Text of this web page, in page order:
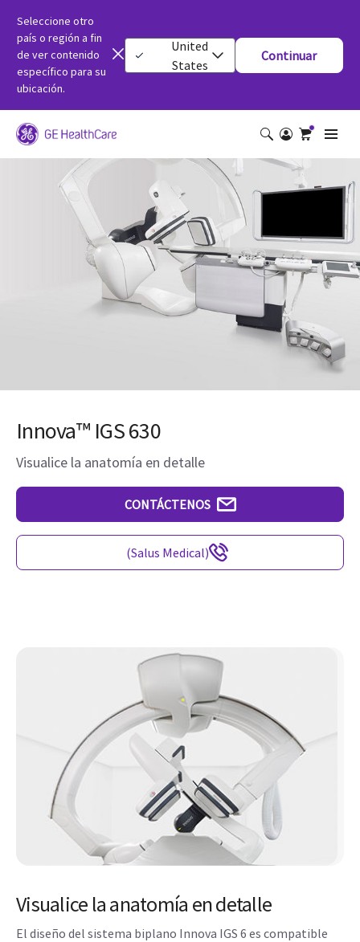
Seleccione otro
país o región a fin
de ver contenido
específico para su
ubicación.
United
States
Continuar
Innova™ IGS 630
Visualice la anatomía en detalle
CONTÁCTENOS
(Salus Medical)
Visualice la anatomía en detalle
El diseño del sistema biplano Innova IGS 6 es compatible